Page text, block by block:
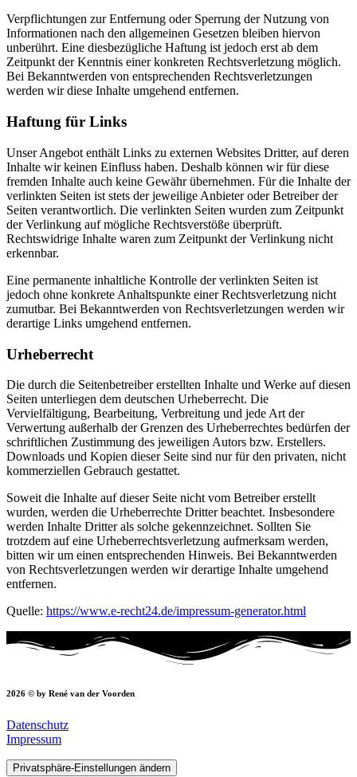
Verpflichtungen zur Entfernung oder Sperrung der Nutzung von
Informationen nach den allgemeinen Gesetzen bleiben hiervon
unberührt. Eine diesbezügliche Haftung ist jedoch erst ab dem
Zeitpunkt der Kenntnis einer konkreten Rechtsverletzung möglich.
Bei Bekanntwerden von entsprechenden Rechtsverletzungen
werden wir diese Inhalte umgehend entfernen.
Haftung für Links
Unser Angebot enthält Links zu externen Websites Dritter, auf deren
Inhalte wir keinen Einfluss haben. Deshalb können wir für diese
fremden Inhalte auch keine Gewähr übernehmen. Für die Inhalte der
verlinkten Seiten ist stets der jeweilige Anbieter oder Betreiber der
Seiten verantwortlich. Die verlinkten Seiten wurden zum Zeitpunkt
der Verlinkung auf mögliche Rechtsverstöße überprüft.
Rechtswidrige Inhalte waren zum Zeitpunkt der Verlinkung nicht
erkennbar.
Eine permanente inhaltliche Kontrolle der verlinkten Seiten ist
jedoch ohne konkrete Anhaltspunkte einer Rechtsverletzung nicht
zumutbar. Bei Bekanntwerden von Rechtsverletzungen werden wir
derartige Links umgehend entfernen.
Urheberrecht
Die durch die Seitenbetreiber erstellten Inhalte und Werke auf diesen
Seiten unterliegen dem deutschen Urheberrecht. Die
Vervielfältigung, Bearbeitung, Verbreitung und jede Art der
Verwertung außerhalb der Grenzen des Urheberrechtes bedürfen der
schriftlichen Zustimmung des jeweiligen Autors bzw. Erstellers.
Downloads und Kopien dieser Seite sind nur für den privaten, nicht
kommerziellen Gebrauch gestattet.
Soweit die Inhalte auf dieser Seite nicht vom Betreiber erstellt
wurden, werden die Urheberrechte Dritter beachtet. Insbesondere
werden Inhalte Dritter als solche gekennzeichnet. Sollten Sie
trotzdem auf eine Urheberrechtsverletzung aufmerksam werden,
bitten wir um einen entsprechenden Hinweis. Bei Bekanntwerden
von Rechtsverletzungen werden wir derartige Inhalte umgehend
entfernen.
Quelle: https://www.e-recht24.de/impressum-generator.html
2026 © by René van der Voorden
Datenschutz
Impressum
Privatsphäre-Einstellungen ändern